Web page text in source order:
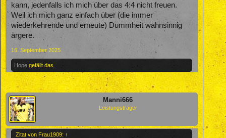
kann, jedenfalls ich mich über das 4:4 nicht freuen.
Weil ich mich ganz einfach über (die immer
wiederkehrende und erneute) Dummheit wahnsinnig
ärgere.
16. September 2025
Hope gefällt das.
Manni666
Leistungsträger
Zitat von Frau1909: ↑